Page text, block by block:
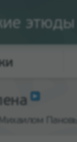
этюды